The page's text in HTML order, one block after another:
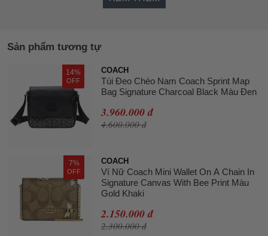
Sản phẩm tương tự
14%
OFF
COACH
Túi Đeo Chéo Nam Coach Sprint Map
Bag Signature Charcoal Black Màu Đen
3.960.000 đ
4.600.000 đ
7%
OFF
COACH
Ví Nữ Coach Mini Wallet On A Chain In
Signature Canvas With Bee Print Màu
Gold Khaki
2.150.000 đ
2.300.000 đ